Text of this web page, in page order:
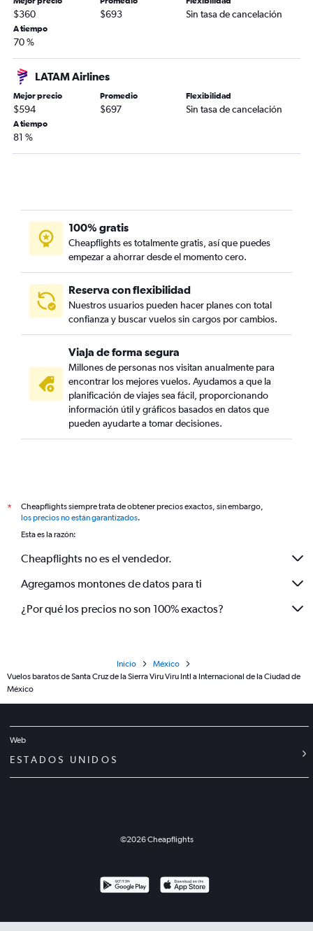
$360 $693 Sin tasa de cancelación
A tiempo
70 %
LATAM Airlines
Mejor precio
$594
Promedio
$697
Flexibilidad
Sin tasa de cancelación
A tiempo
81 %
100% gratis
Cheapflights es totalmente gratis, así que puedes
empezar a ahorrar desde el momento cero.
Reserva con flexibilidad
Nuestros usuarios pueden hacer planes con total
confianza y buscar vuelos sin cargos por cambios.
Viaja de forma segura
Millones de personas nos visitan anualmente para
encontrar los mejores vuelos. Ayudamos a que la
planificación de viajes sea fácil, proporcionando
información útil y gráficos basados en datos que
pueden ayudarte a tomar decisiones.
*
Cheapflights siempre trata de obtener precios exactos, sin embargo,
los precios no están garantizados.
Esta es la razón:
Cheapflights no es el vendedor.
Agregamos montones de datos para ti
¿Por qué los precios no son 100% exactos?
Inicio
México
Vuelos baratos de Santa Cruz de la Sierra Viru Viru Intl a Internacional de la Ciudad de
México
Web
ESTADOS UNIDOS
©2026Cheapflights